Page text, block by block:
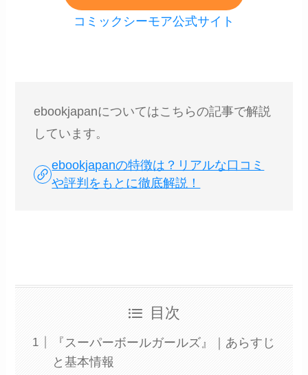
コミックシーモア公式サイト
ebookjapanについてはこちらの記事で解説
しています。
ebookjapanの特徴は？リアルな口コミ
や評判をもとに徹底解説！
目次
『スーパーボールガールズ』｜あらすじ
と基本情報